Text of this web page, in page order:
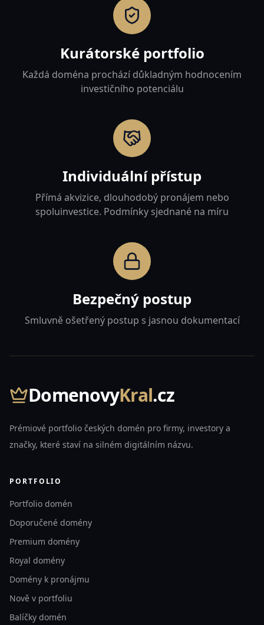
Kurátorské portfolio
Každá doména prochází důkladným hodnocením
investičního potenciálu
Individuální přístup
Přímá akvizice, dlouhodobý pronájem nebo
spoluinvestice. Podmínky sjednané na míru
Bezpečný postup
Smluvně ošetřený postup s jasnou dokumentací
DomenovyKral.cz
Prémiové portfolio českých domén pro firmy, investory a
značky, které staví na silném digitálním názvu.
PORTFOLIO
Portfolio domén
Doporučené domény
Premium domény
Royal domény
Domény k pronájmu
Nově v portfoliu
Balíčky domén